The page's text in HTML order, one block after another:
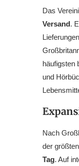
Das
Versand.
häufigsten
und
Nach
der
Tag. Auf